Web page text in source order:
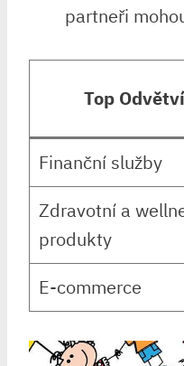
partneři
Top Odvětví
Finanční služby
Zdravotní a
produkty
E-commerce